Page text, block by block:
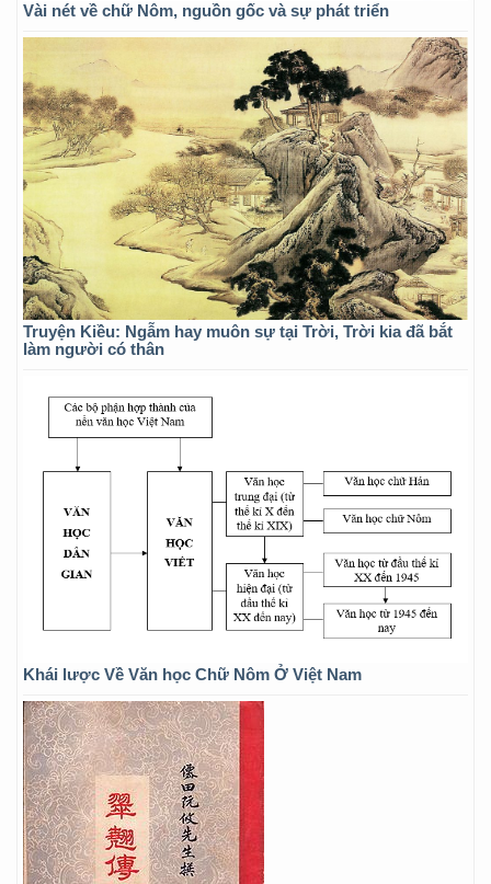
Vài nét về chữ Nôm, nguồn gốc và sự phát triển
Truyện Kiều: Ngẫm hay muôn sự tại Trời, Trời kia đã bắt
làm người có thân
Khái lược Về Văn học Chữ Nôm Ở Việt Nam